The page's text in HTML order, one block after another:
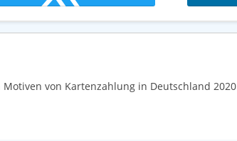
von Kartenzahlung in Deutschland 2020